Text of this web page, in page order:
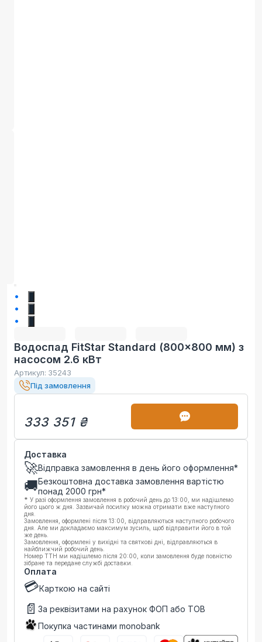
Водоспад FitStar Standard (800x800 мм) з
насосом 2.6 кВт
Артикул: 35243
Під замовлення
333 351 ₴
Доставка
🚀Відправка замовлення в день його оформлення*
🚚Безкоштовна доставка замовлення вартістю
понад 2000 грн*
* У разі оформлення замовлення в робочий день до 13:00, ми надішлемо
його цього ж дня. Зазвичай посилку можна отримати вже наступного
дня.
Замовлення, оформлені після 13:00, відправляються наступного робочого
дня. Але ми докладаємо максимум зусиль, щоб відправити його в той
же день.
Замовлення, оформлені у вихідні та святкові дні, відправляються в
найближчий робочий день.
Номер ТТН ми надішлемо після 20:00, коли замовлення буде повністю
зібране та передане службі доставки.
Оплата
💳Карткою на сайті
📄 За реквізитами на рахунок ФОП або ТОВ
Покупка частинами monobank